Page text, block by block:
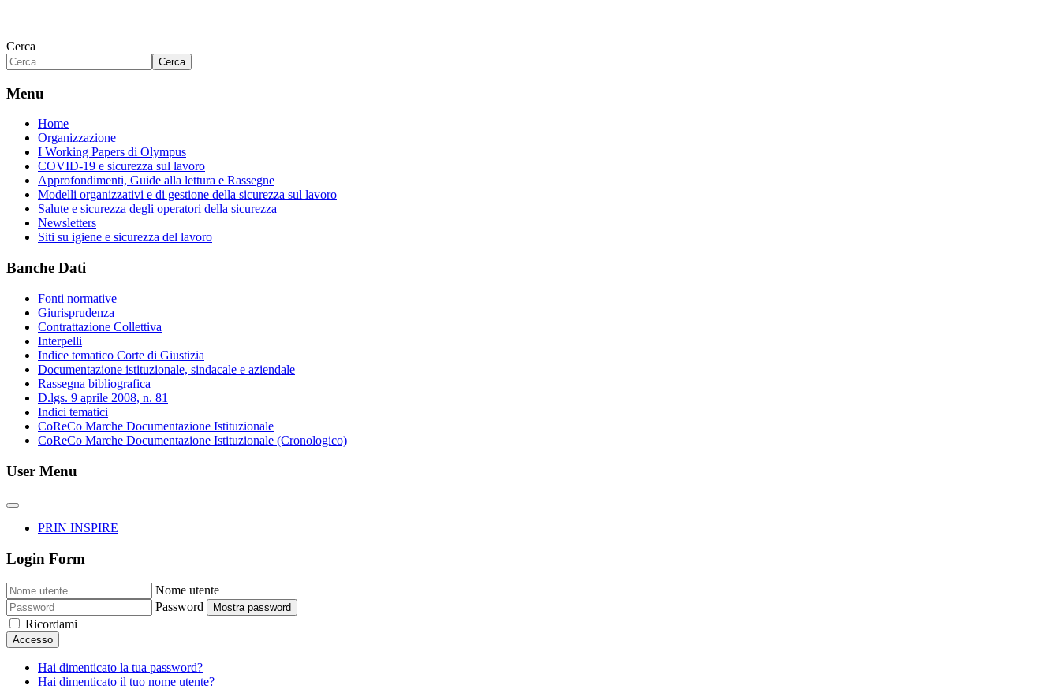
Cerca
Cerca
Menu
Home
Organizzazione
I Working Papers di Olympus
COVID-19 e sicurezza sul lavoro
Approfondimenti, Guide alla lettura e Rassegne
Modelli organizzativi e di gestione della sicurezza sul lavoro
Salute e sicurezza degli operatori della sicurezza
Newsletters
Siti su igiene e sicurezza del lavoro
Banche Dati
Fonti normative
Giurisprudenza
Contrattazione Collettiva
Interpelli
Indice tematico Corte di Giustizia
Documentazione istituzionale, sindacale e aziendale
Rassegna bibliografica
D.lgs. 9 aprile 2008, n. 81
Indici tematici
CoReCo Marche Documentazione Istituzionale
CoReCo Marche Documentazione Istituzionale (Cronologico)
User Menu
PRIN INSPIRE
Login Form
Nome utente
Password
Mostra password
Ricordami
Accesso
Hai dimenticato la tua password?
Hai dimenticato il tuo nome utente?